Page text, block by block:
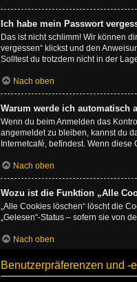
Ich habe mein Passwort
Das ist nicht schlimm! Wir können
vergessen“ klickst und den
Solltest du trotzdem nicht in der
Nach oben
Warum werde ich automatisch
Wenn du beim Anmelden das
angemeldet zu bleiben, kannst du
Internetcafé, befindest. Wenn
Nach oben
Wozu ist die Funktion „Alle
„Alle Cookies löschen“ löscht die
„Gelesen“-Status – sofern sie von
Nach oben
Benutzerpräferenzen und -